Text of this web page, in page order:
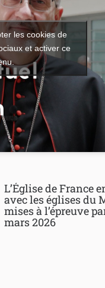
les cookies de
et activer ce
L’Église de France
avec les églises du
mises à l’épreuve
mars 2026